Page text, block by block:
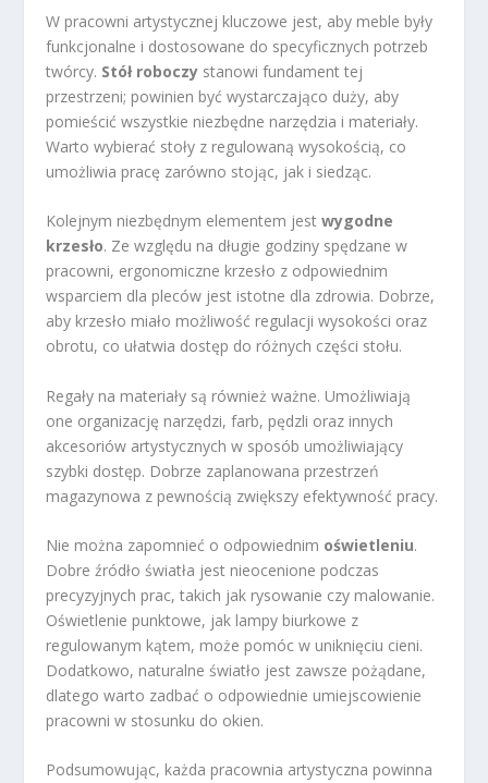
W pracowni artystycznej kluczowe jest, aby meble były
funkcjonalne i dostosowane do specyficznych potrzeb
twórcy. Stół roboczy stanowi fundament tej
przestrzeni; powinien być wystarczająco duży, aby
pomieścić wszystkie niezbędne narzędzia i materiały.
Warto wybierać stoły z regulowaną wysokością, co
umożliwia pracę zarówno stojąc, jak i siedząc.
Kolejnym niezbędnym elementem jestwygodne
krzesło. Ze względu na długie godziny spędzane w
pracowni, ergonomiczne krzesło z odpowiednim
wsparciem dla pleców jest istotne dla zdrowia. Dobrze,
aby krzesło miało możliwość regulacji wysokości oraz
obrotu, co ułatwia dostęp do różnych części stołu.
Regały na materiały są również ważne. Umożliwiają
one organizację narzędzi, farb, pędzli oraz innych
akcesoriów artystycznych w sposób umożliwiający
szybki dostęp. Dobrze zaplanowana przestrzeń
magazynowa z pewnością zwiększy efektywność pracy.
Nie można zapomnieć o odpowiednim oświetleniu.
Dobre źródło światła jest nieocenione podczas
precyzyjnych prac, takich jak rysowanie czy malowanie.
Oświetlenie punktowe, jak lampy biurkowe z
regulowanym kątem, może pomóc w uniknięciu cieni.
Dodatkowo, naturalne światło jest zawsze pożądane,
dlatego warto zadbać o odpowiednie umiejscowienie
pracowni w stosunku do okien.
Podsumowując, każda pracownia artystyczna powinna